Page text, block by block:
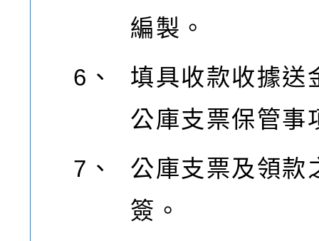
編製。
6、
填具收款收據送
公庫支票保管事
7、
公庫支票及領款
簽。